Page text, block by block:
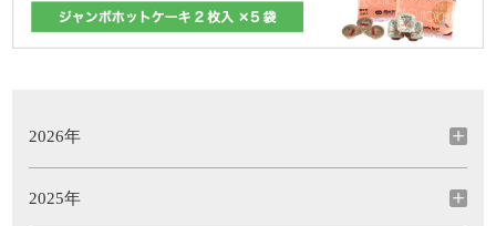
2026年
2025年